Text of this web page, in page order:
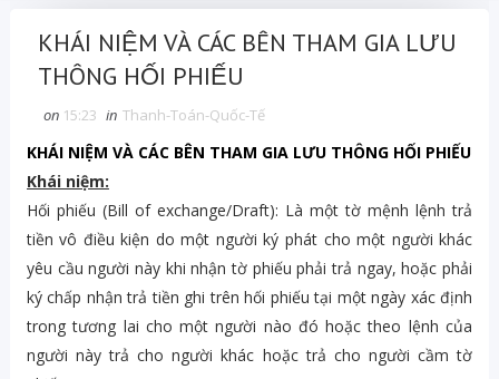
KHÁI NIỆM VÀ CÁC BÊN THAM GIA LƯU
THÔNG HỐI PHIẾU
on 15:23 in Thanh-Toán-Quốc-Tế
KHÁI NIỆM VÀ CÁC BÊN THAM GIA LƯU THÔNG HỐI PHIẾU
Khái niệm:
Hối phiếu (Bill of exchange/Draft): Là một tờ mệnh lệnh trả
tiền vô điều kiện do một người ký phát cho một người khác
yêu cầu người này khi nhận tờ phiếu phải trả ngay, hoặc phải
ký chấp nhận trả tiền ghi trên hối phiếu tại một ngày xác định
trong tương lai cho một người nào đó hoặc theo lệnh của
người này trả cho người khác hoặc trả cho người cầm tờ